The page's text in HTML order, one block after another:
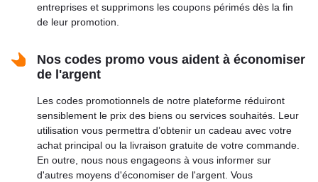
entreprises et supprimons les coupons périmés dès la fin
de leur promotion.
Nos codes promo vous aident à économiser
de l'argent
Les codes promotionnels de notre plateforme réduiront
sensiblement le prix des biens ou services souhaités. Leur
utilisation vous permettra d’obtenir un cadeau avec votre
achat principal ou la livraison gratuite de votre commande.
En outre, nous nous engageons à vous informer sur
d'autres moyens d'économiser de l'argent. Vous